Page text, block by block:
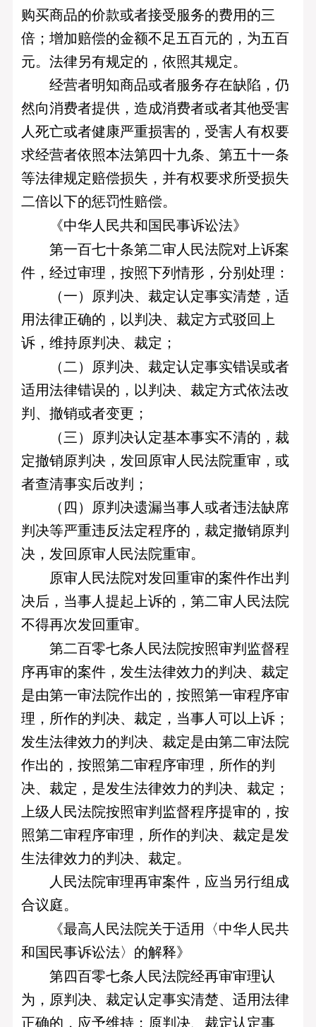
购买商品的价款或者接受服务的费用的三
倍；增加赔偿的金额不足五百元的，为五百
元。法律另有规定的，依照其规定。
经营者明知商品或者服务存在缺陷，仍
然向消费者提供，造成消费者或者其他受害
人死亡或者健康严重损害的，受害人有权要
求经营者依照本法第四十九条、第五十一条
等法律规定赔偿损失，并有权要求所受损失
二倍以下的惩罚性赔偿。
《中华人民共和国民事诉讼法》
第一百七十条第二审人民法院对上诉案
件，经过审理，按照下列情形，分别处理：
（一）原判决、裁定认定事实清楚，适
用法律正确的，以判决、裁定方式驳回上
诉，维持原判决、裁定；
（二）原判决、裁定认定事实错误或者
适用法律错误的，以判决、裁定方式依法改
判、撤销或者变更；
（三）原判决认定基本事实不清的，裁
定撤销原判决，发回原审人民法院重审，或
者查清事实后改判；
（四）原判决遗漏当事人或者违法缺席
判决等严重违反法定程序的，裁定撤销原判
决，发回原审人民法院重审。
原审人民法院对发回重审的案件作出判
决后，当事人提起上诉的，第二审人民法院
不得再次发回重审。
第二百零七条人民法院按照审判监督程
序再审的案件，发生法律效力的判决、裁定
是由第一审法院作出的，按照第一审程序审
理，所作的判决、裁定，当事人可以上诉；
发生法律效力的判决、裁定是由第二审法院
作出的，按照第二审程序审理，所作的判
决、裁定，是发生法律效力的判决、裁定；
上级人民法院按照审判监督程序提审的，按
照第二审程序审理，所作的判决、裁定是发
生法律效力的判决、裁定。
人民法院审理再审案件，应当另行组成
合议庭。
《最高人民法院关于适用〈中华人民共
和国民事诉讼法〉的解释》
第四百零七条人民法院经再审审理认
为，原判决、裁定认定事实清楚、适用法律
正确的，应予维持；原判决、裁定认定事